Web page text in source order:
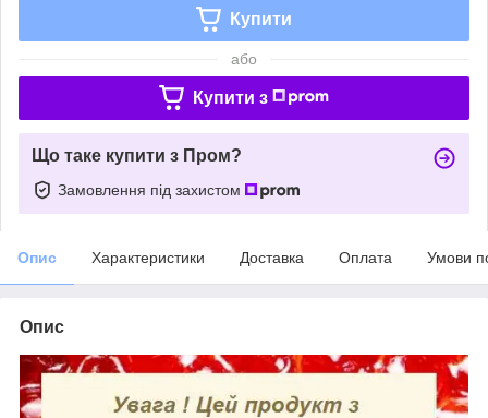
Купити
або
Купити з
Що таке купити з Пром?
Замовлення під захистом
Опис Характеристики Доставка Оплата Умови
Опис